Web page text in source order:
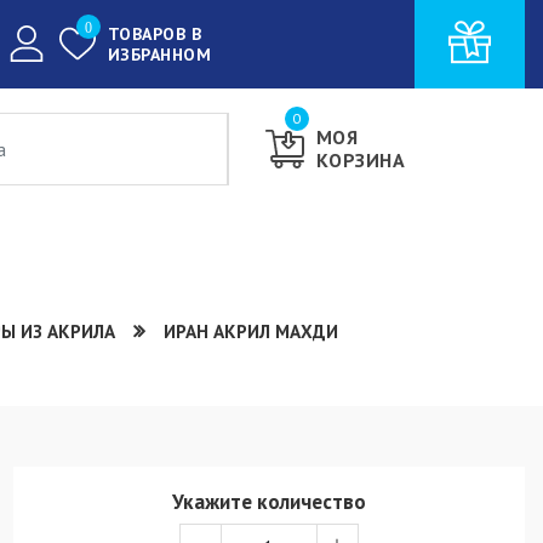
ТОВАРОВ В
ИЗБРАННОМ
0
МОЯ
КОРЗИНА
0
ИЗ АКРИЛА ИРАН АКРИЛ МАХДИ
Укажите количество